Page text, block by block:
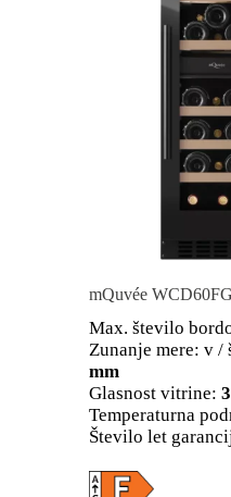
mQuvée
Max. število
Zunanje mere: v /
mm
Glasnost vitrine:
Temperaturna
Število let